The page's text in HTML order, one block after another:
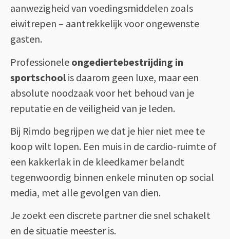
aanwezigheid van voedingsmiddelen zoals
eiwitrepen – aantrekkelijk voor ongewenste
gasten.
Professionele ongediertebestrijding in
sportschool is daarom geen luxe, maar een
absolute noodzaak voor het behoud van je
reputatie en de veiligheid van je leden.
Bij Rimdo begrijpen we dat je hier niet mee te
koop wilt lopen. Een muis in de cardio-ruimte of
een kakkerlak in de kleedkamer belandt
tegenwoordig binnen enkele minuten op social
media, met alle gevolgen van dien.
Je zoekt een discrete partner die snel schakelt
en de situatie meester is.